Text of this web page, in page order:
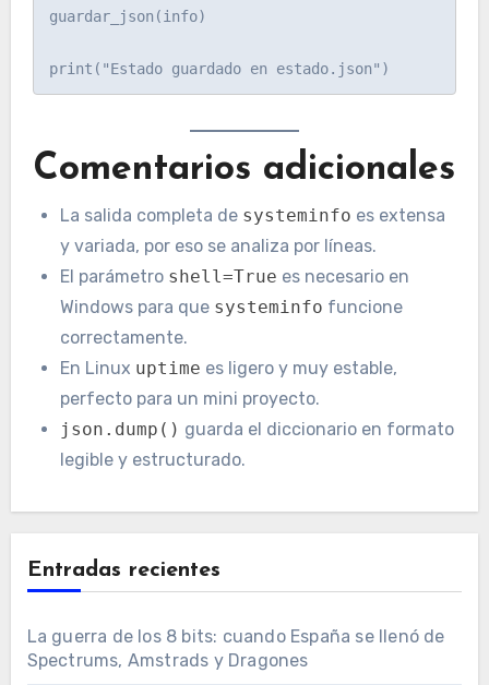
guardar_json(info)
Comentarios adicionales
La salida completa de systeminfo es extensa
y variada, por eso se analiza por líneas.
El parámetro shell=True es necesario en
Windows para que systeminfo funcione
correctamente.
En Linux uptime es ligero y muy estable,
perfecto para un mini proyecto.
json.dump() guarda el diccionario en formato
legible y estructurado.
Entradas recientes
La guerra de los 8 bits: cuando España se llenó de
Spectrums, Amstrads y Dragones